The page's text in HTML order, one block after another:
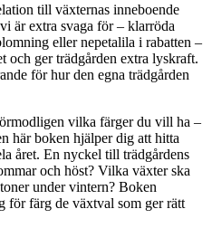
till växternas inneboende
är extra svaga för – klarröda
eller nepetalila i rabatten –
och ger trädgården extra lyskraft.
för hur den egna trädgården
vilka färger du vill ha –
här boken hjälper dig att hitta
året. En nyckel till trädgårdens
och höst? Vilka växter ska
under vintern? Boken
för färg de växtval som ger rätt